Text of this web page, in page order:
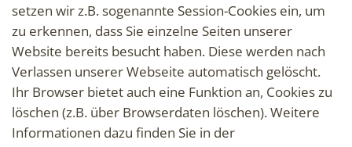
setzen wir z.B. sogenannte Session-Cookies ein, um
zu erkennen, dass Sie einzelne Seiten unserer
Website bereits besucht haben. Diese werden nach
Verlassen unserer Webseite automatisch gelöscht.
Ihr Browser bietet auch eine Funktion an, Cookies zu
löschen (z.B. über Browserdaten löschen). Weitere
Informationen dazu finden Sie in der